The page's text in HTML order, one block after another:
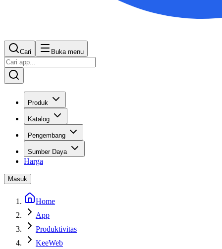
Cari Buka menu
Produk
Katalog
Pengembang
Sumber Daya
Harga
Masuk
Home
App
Produktivitas
KeeWeb